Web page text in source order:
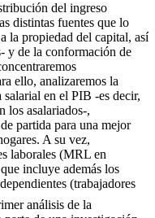
del ingreso
distintas fuentes que lo
la propiedad del capital, así
y de la conformación de
ello, analizaremos la
en el PIB -es decir,
los asalariados-,
partida para una mejor
A su vez,
laborales (MRL en
incluye además los
(trabajadores
análisis de la